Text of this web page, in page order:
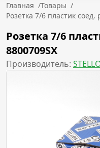
Главная /Товары /
Розетка 7/6 пластик соед.
Розетка 7/6
8800709SX
Производитель: